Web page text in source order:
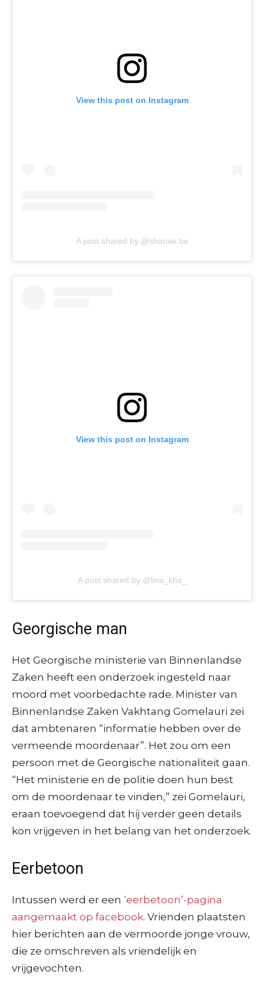
View this post on Instagram
A post shared by @shanae.be
View this post on Instagram
A post shared by @lina_kha_
Georgische man
Het Georgische ministerie van Binnenlandse
Zaken heeft een onderzoek ingesteld naar
moord met voorbedachte rade. Minister van
Binnenlandse Zaken Vakhtang Gomelauri zei
dat ambtenaren “informatie hebben over de
vermeende moordenaar”. Het zou om een
persoon met de Georgische nationaliteit gaan.
“Het ministerie en de politie doen hun best
om de moordenaar te vinden,” zei Gomelauri,
eraan toevoegend dat hij verder geen details
kon vrijgeven in het belang van het onderzoek.
Eerbetoon
Intussen werd er een ‘eerbetoon’-pagina
aangemaakt op facebook. Vrienden plaatsten
hier berichten aan de vermoorde jonge vrouw,
die ze omschreven als vriendelijk en
vrijgevochten.